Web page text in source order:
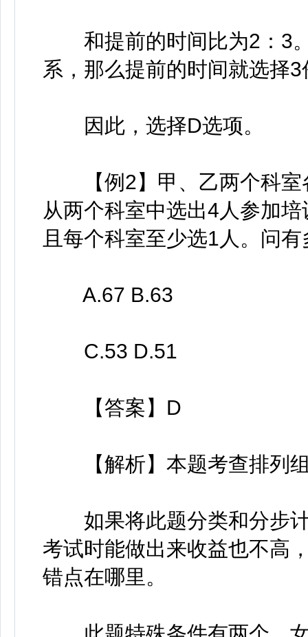
和提前的时间比为2：3。
系，那么提前的时间就选择
因此，选择D选项。
【例2】甲、乙两个科室
从两个科室中选出4人参加
且每个科室至少选1人。问
A.67 B.63
C.53 D.51
【答案】D
【解析】本题考查排列
如果将此题分类和分步计
考试时能做出来收益也不高
错点在哪里。